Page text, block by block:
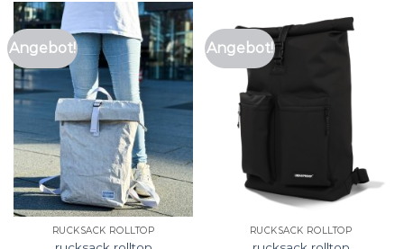
Angebot!
RUCKSACK ROLLTOP
Angebot!
RUCKSACK ROLLTOP